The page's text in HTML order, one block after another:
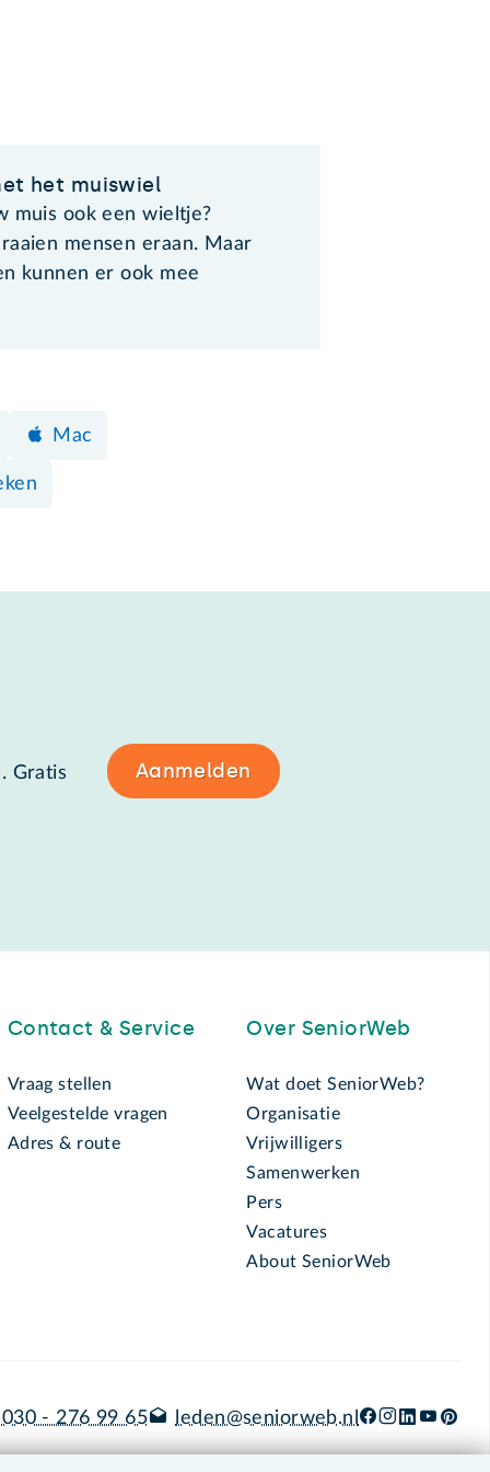
het muiswiel
muis ook een wieltje?
mensen eraan. Maar
kunnen er ook mee
Mac
Gratis Aanmelden
Contact & Service
Vraag stellen
Veelgestelde vragen
Adres & route
Over SeniorWeb
Wat doet SeniorWeb?
Organisatie
Vrijwilligers
Samenwerken
Pers
Vacatures
About SeniorWeb
030 - 276 99 65 leden@seniorweb.nl